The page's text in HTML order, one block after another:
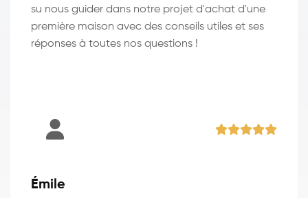
su nous guider dans notre projet d'achat d'une
première maison avec des conseils utiles et ses
réponses à toutes nos questions !
Émile